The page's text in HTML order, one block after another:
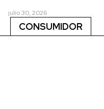
julio 30, 2026
CONSUMIDOR